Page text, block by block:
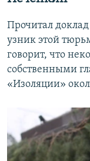
Прочитал
узник этой
говорит, что
собственными
«Изоляции»